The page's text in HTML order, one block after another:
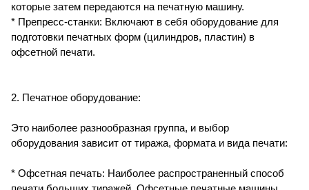
которые затем передаются на печатную машину.
* Препресс-станки: Включают в себя оборудование для
подготовки печатных форм (цилиндров, пластин) в
офсетной печати.
2. Печатное оборудование:
Это наиболее разнообразная группа, и выбор
оборудования зависит от тиража, формата и вида печати:
* Офсетная печать: Наиболее распространенный способ